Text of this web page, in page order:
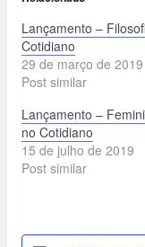
Lançamento –
Cotidiano
29 de março de 2019
Post similar
Lançamento –
no Cotidiano
15 de julho de 2019
Post similar